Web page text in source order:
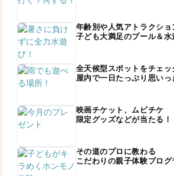
年齢別や人気アトラクシ
子ども大満足のプール＆水
全天候型スポットをチェッ
屋内で一日たっぷり思いっ
映画チケット、ムビチケ
限定グッズなどが当たる！
その道のプロに教わる
こだわりの親子体験プログ